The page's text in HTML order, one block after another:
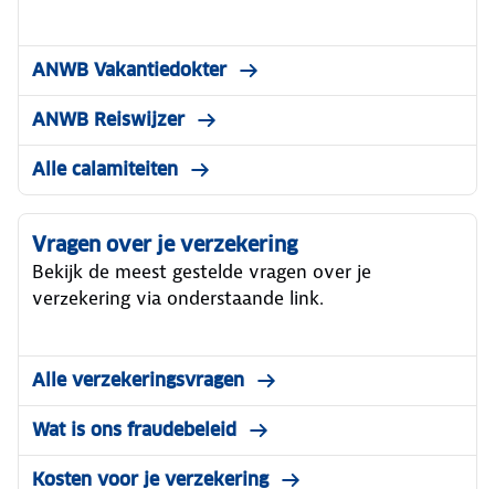
ANWB Vakantiedokter
ANWB Reiswijzer
Alle calamiteiten
Vragen over je verzekering
Bekijk de meest gestelde vragen over je
verzekering via onderstaande link.
Alle verzekeringsvragen
Wat is ons fraudebeleid
Kosten voor je verzekering